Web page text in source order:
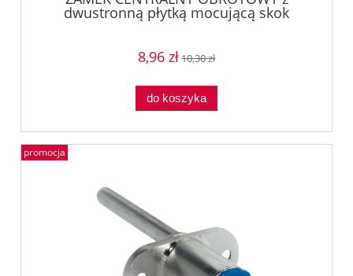
dwustronną płytką mocującą skok
12mm , SYMO 3000, NIKIEL Häfele
8,96 zł10,30 zł
do koszyka
promocja